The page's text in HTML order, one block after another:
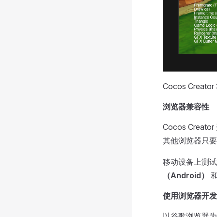
Cocos Creator
浏览器兼容性
Cocos Creator
其他浏览器只
移动设备上测
（Android）
使用浏览器开